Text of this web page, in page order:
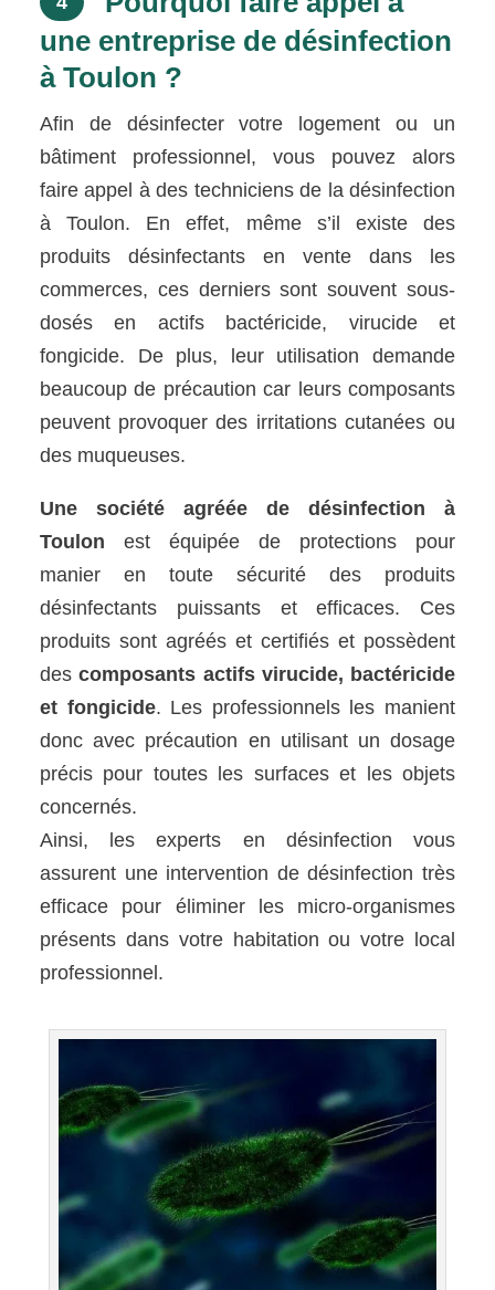
une entreprise de désinfection
à Toulon ?
Afin de désinfecter votre logement ou un
bâtiment professionnel, vous pouvez alors
faire appel à des techniciens de la désinfection
à Toulon. En effet, même s’il existe des
produits désinfectants en vente dans les
commerces, ces derniers sont souvent sous-
dosés en actifs bactéricide, virucide et
fongicide. De plus, leur utilisation demande
beaucoup de précaution car leurs composants
peuvent provoquer des irritations cutanées ou
des muqueuses.
Une société agréée de désinfection à
Toulon est équipée de protections pour
manier en toute sécurité des produits
désinfectants puissants et efficaces. Ces
produits sont agréés et certifiés et possèdent
descomposants actifs virucide, bactéricide
et fongicide. Les professionnels les manient
donc avec précaution en utilisant un dosage
précis pour toutes les surfaces et les objets
concernés.
Ainsi, les experts en désinfection vous
assurent une intervention de désinfection très
efficace pour éliminer les micro-organismes
présents dans votre habitation ou votre local
professionnel.